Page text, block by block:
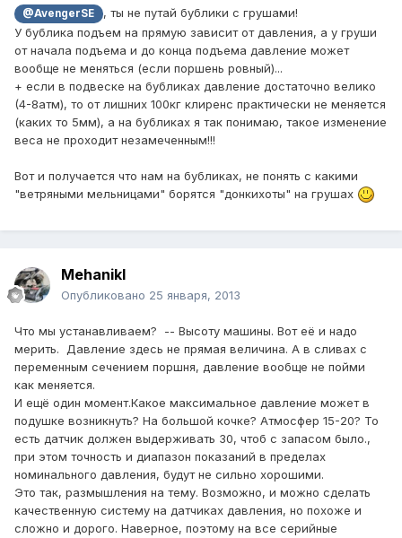
@AvengerSE
, ты не путай бублики с грушами!
У бублика подъем на прямую зависит от давления, а у груши
от начала подъема и до конца подъема давление может
вообще не меняться (если поршень ровный)...
+ если в подвеске на бубликах давление достаточно велико
(4-8атм), то от лишних 100кг клиренс практически не меняется
(каких то 5мм), а на бубликах я так понимаю, такое изменение
веса не проходит незамеченным!!!
Вот и получается что нам на бубликах, не понять с какими
"ветряными мельницами" борятся "донкихоты" на грушах
Mehanikl
Опубликовано 25 января, 2013
Что мы устанавливаем? -- Высоту машины. Вот её и надо
мерить. Давление здесь не прямая величина. А в сливах с
переменным сечением поршня, давление вообще не пойми
как меняется.
И ещё один момент.Какое максимальное давление может в
подушке возникнуть? На большой кочке? Атмосфер 15-20? То
есть датчик должен выдерживать 30, чтоб с запасом было.,
при этом точность и диапазон показаний в пределах
номинального давления, будут не сильно хорошими.
Это так, размышления на тему. Возможно, и можно сделать
качественную систему на датчиках давления, но похоже и
сложно и дорого. Наверное, поэтому на все серийные